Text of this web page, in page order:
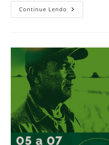
Continue Lendo